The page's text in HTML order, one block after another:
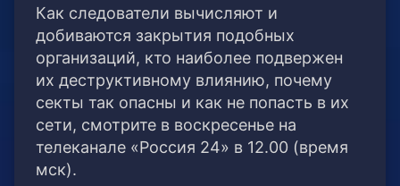
Как следователи вычисляют и
добиваются закрытия подобных
организаций, кто наиболее подвержен
их деструктивному влиянию, почему
секты так опасны и как не попасть в их
сети, смотрите в воскресенье на
телеканале «Россия 24» в 12.00 (время
мск).